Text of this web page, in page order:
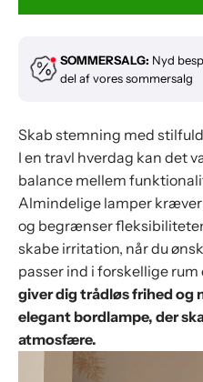
SOMMERSALG: Nyd
del af vores sommersalg
Skab stemning med
I en travl hverdag kan det
balance mellem
Almindelige lamper kræver
og begrænser
skabe irritation, når du
passer ind i forskellige rum
giver dig trådløs frihed og
elegant bordlampe, der
atmosfære.